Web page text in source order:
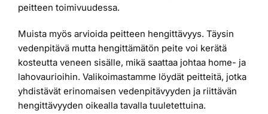
peitteen toimivuudessa.
Muista myös arvioida peitteen hengittävyys. Täysin
vedenpitävä mutta hengittämätön peite voi kerätä
kosteutta veneen sisälle, mikä saattaa johtaa home- ja
lahovaurioihin. Valikoimastamme löydät peitteitä, jotka
yhdistävät erinomaisen vedenpitävyyden ja riittävän
hengittävyyden oikealla tavalla tuuletettuina.